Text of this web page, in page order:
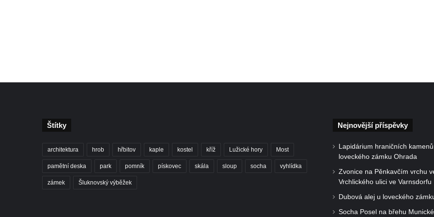
Štítky
architektura hrob hřbitov kaple kostel kříž Lužické hory Most
pamětní deska park pomník pískovec skála sloup socha vyhlídka
zámek Šluknovský výběžek
Nejnovější příspěvky
Lapidárium hraničních
loveckého zámku Ohrada
Zvonice na Pěnkavčím vrchu
Vrchlického ulici ve Varnsdorfu
Dubová alej u loveckého
Socha Posel na břehu